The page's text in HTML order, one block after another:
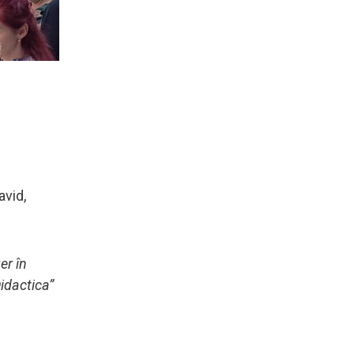
în